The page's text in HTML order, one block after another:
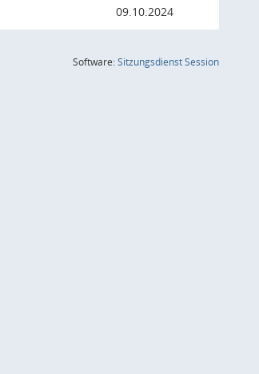
09.10.2024
Software:SitzungsdienstSession(Wird in